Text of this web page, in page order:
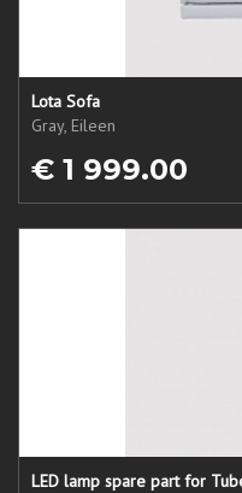
Lota Sofa
Gray, Eileen
€ 1 999.00
LED lamp spare part for